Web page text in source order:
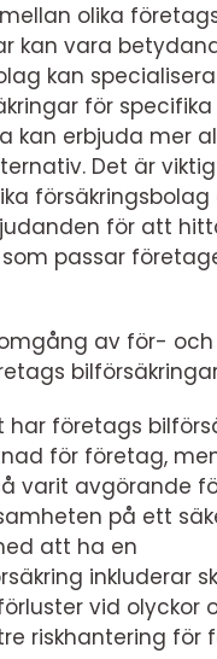
olika
kan vara
kan
för
kan erbjuda mer
Det är
för att
passar
av för-
har företags
för företag,
varit avgörande
på ett
att ha en
inkluderar
vid olyckor
riskhantering för